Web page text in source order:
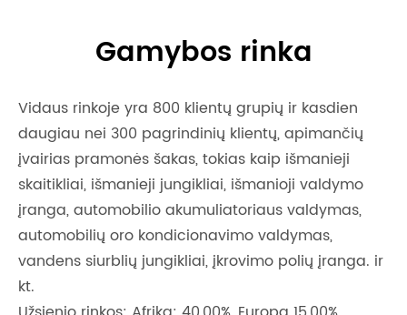
Gamybos rinka
Vidaus rinkoje yra 800 klientų grupių ir kasdien
daugiau nei 300 pagrindinių klientų, apimančių
įvairias pramonės šakas, tokias kaip išmanieji
skaitikliai, išmanieji jungikliai, išmanioji valdymo
įranga, automobilio akumuliatoriaus valdymas,
automobilių oro kondicionavimo valdymas,
vandens siurblių jungikliai, įkrovimo polių įranga. ir
kt.